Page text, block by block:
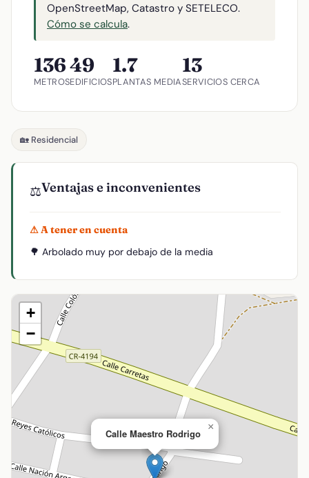
OpenStreetMap, Catastro y SETELECO.
Cómo se calcula.
136
METROS
49
EDIFICIOS
1.7
PLANTAS MEDIA
13
SERVICIOS CERCA
🏡 Residencial
⚖️Ventajas e inconvenientes
⚠ A tener en cuenta
🌳 Arbolado muy por debajo de la media
Calle Maestro Rodrigo
×
+
−